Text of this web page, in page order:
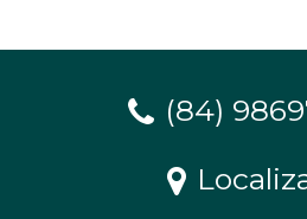
(84)